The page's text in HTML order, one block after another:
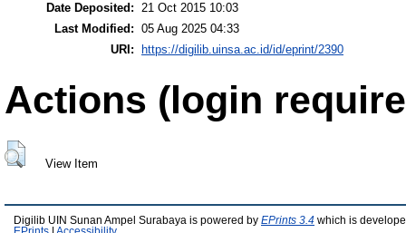
Date Deposited: 21 Oct 2015 10:03
Last Modified: 05 Aug 2025 04:33
URI:
https://digilib.uinsa.ac.id/id/eprint/2390
Actions (login
View Item
Digilib UIN Sunan Ampel Surabaya is powered by EPrints 3.4 which is